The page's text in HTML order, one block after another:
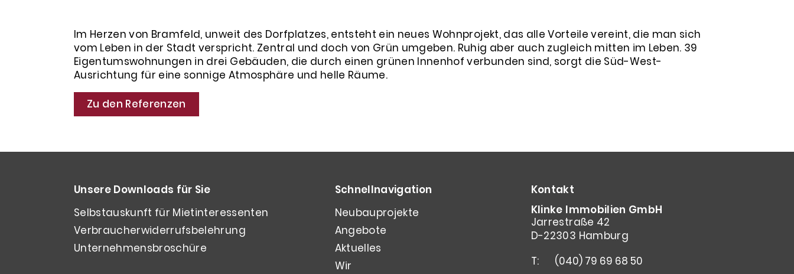
Im Herzen von Bramfeld, unweit des Dorfplatzes, entsteht ein neues Wohnprojekt, das alle Vorteile vereint, die man sich
vom Leben in der Stadt verspricht. Zentral und doch von Grün umgeben. Ruhig aber auch zugleich mitten im Leben. 39
Eigentumswohnungen in drei Gebäuden, die durch einen grünen Innenhof verbunden sind, sorgt die Süd-West-
Ausrichtung für eine sonnige Atmosphäre und helle Räume.
Zu den Referenzen
Unsere Downloads für Sie
Selbstauskunft für Mietinteressenten
Verbraucherwiderrufsbelehrung
Unternehmensbroschüre
Schnellnavigation
Neubauprojekte
Angebote
Aktuelles
Wir
Kontakt
Klinke Immobilien GmbH
Jarrestraße 42
D-22303 Hamburg
T:
(040) 79 69 68 50